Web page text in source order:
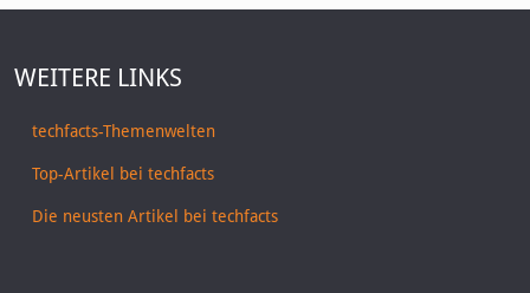
WEITERE LINKS
techfacts-Themenwelten
Top-Artikel bei techfacts
Die neusten Artikel bei techfacts